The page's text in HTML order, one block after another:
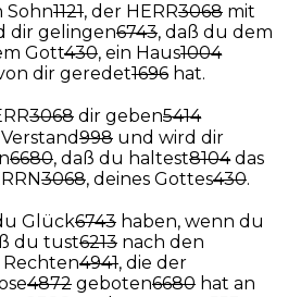
Sohn1121, der HERR3068 mit
dir gelingen6743, daß du dem
Gott430, ein Haus1004
dir geredet1696 hat.
3068 dir geben5414
998 und wird dir
6680, daß du haltest8104das
3068, deines Gottes430.
Glück6743 haben, wenn du
du tust6213 nach den
4941, die der
4872 geboten6680 hat an